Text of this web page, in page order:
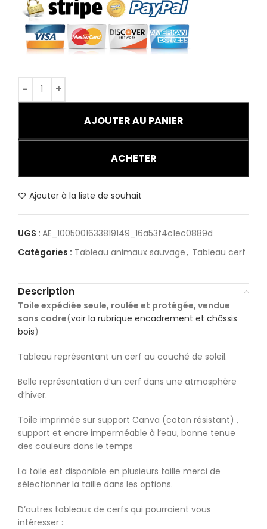
AJOUTER AU PANIER
ACHETER
Ajouter à la liste de souhait
UGS : AE_1005001633819149_16a53f4c1ec0889d
Catégories : Tableau animaux sauvage, Tableau cerf
Description
Toile expédiée seule, roulée et protégée, vendue
sans cadre(voir la rubrique encadrement et châssis
bois)
Tableau représentant un cerf au couché de soleil.
Belle représentation d’un cerf dans une atmosphère
d’hiver.
Toile imprimée sur support Canva (coton résistant) ,
support et encre imperméable à l’eau, bonne tenue
des couleurs dans le temps
La toile est disponible en plusieurs taille merci de
sélectionner la taille dans les options.
D’autres tableaux de cerfs qui pourraient vous
intéresser :